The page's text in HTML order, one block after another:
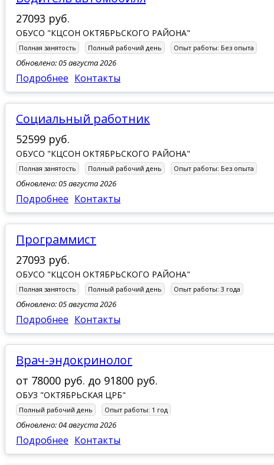
27093 руб.
ОБУСО "КЦСОН ОКТЯБРЬСКОГО РАЙОНА"
Полная занятость Полный рабочий день Опыт работы: Без опыта
Обновлено: 05 августа 2026
Подробнее Контакты
Социальный работник
52599 руб.
ОБУСО "КЦСОН ОКТЯБРЬСКОГО РАЙОНА"
Полная занятость Полный рабочий день Опыт работы: Без опыта
Обновлено: 05 августа 2026
Подробнее Контакты
Программист
27093 руб.
ОБУСО "КЦСОН ОКТЯБРЬСКОГО РАЙОНА"
Полная занятость Полный рабочий день Опыт работы: 3 года
Обновлено: 05 августа 2026
Подробнее Контакты
врач-эндокринолог
от 78000 руб. до 91800 руб.
ОБУЗ "ОКТЯБРЬСКАЯ ЦРБ"
Полный рабочий день Опыт работы: 1 год
Обновлено: 04 августа 2026
Подробнее Контакты